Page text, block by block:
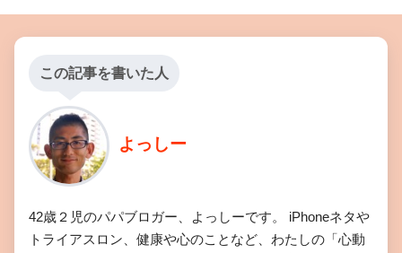
この記事を書いた人
よっしー
42歳２児のパパブロガー、よっしーです。 iPhoneネタや
トライアスロン、健康や心のことなど、わたしの「心動